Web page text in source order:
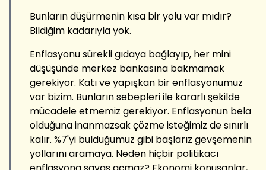
Bunların düşürmenin kısa bir yolu var mıdır?
Bildiğim kadarıyla yok.
Enflasyonu sürekli gıdaya bağlayıp, her mini
düşüşünde merkez bankasına bakmamak
gerekiyor. Katı ve yapışkan bir enflasyonumuz
var bizim. Bunların sebepleri ile kararlı şekilde
mücadele etmemiz gerekiyor. Enflasyonun bela
olduğuna inanmazsak çözme isteğimiz de sınırlı
kalır. %7'yi bulduğumuz gibi başlarız gevşemenin
yollarını aramaya. Neden hiçbir politikacı